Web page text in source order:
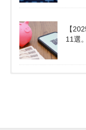
【
11選